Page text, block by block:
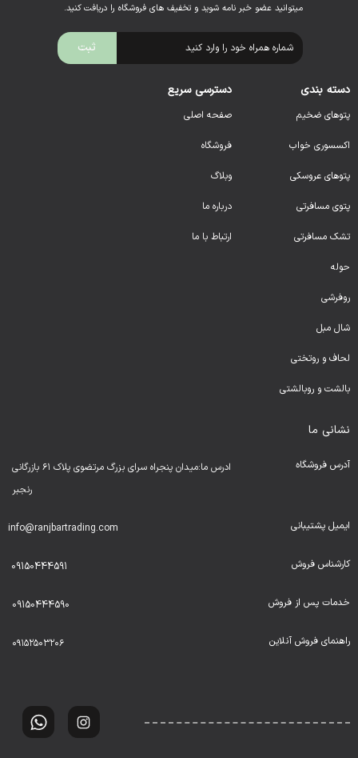
میتوانید عضو خبر نامه شوید و تخفیف های فروشگاه را دریافت کنید.
دسته بندی
پتوهای ضخیم
اکسسوری خواب
پتوهای عروسکی
پتوی مسافرتی
تشک مسافرتی
حوله
روفرشی
شال مبل
لحاف و روتختی
بالشت و روبالشتی
دسترسی سریع
صفحه اصلی
فروشگاه
وبلاگ
درباره ما
ارتباط با ما
نشانی ما
آدرس فروشگاه
ادرس ما:میدان پنجراه سرای بزرگ مرتضوی پلاک ۶۱ بازرگانی
رنجبر
ایمیل پشتیبانی info@ranjbartrading.com
کارشناس فروش 09150444591
خدمات پس از فروش 09150444590
راهنمای فروش آنلاین ۰۹۱۵۲۵۰۳۲۰۶